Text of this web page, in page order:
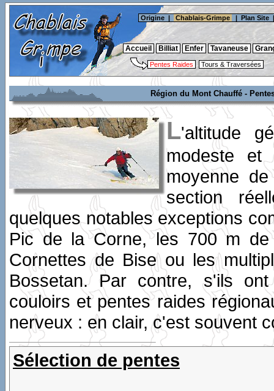
Origine | Chablais-Grimpe | Plan Site
Accueil Billiat Enfer Tavaneuse
Pentes Raides Tours & Traversées
Région du Mont Chauffé -
L'altitude
modeste et
moyenne
section
quelques notables exceptions
Pic de la Corne, les 700 m
Cornettes de Bise ou les
Bossetan. Par contre, s'ils
couloirs et pentes raides
nerveux : en clair, c'est souvent
Sélection de pentes